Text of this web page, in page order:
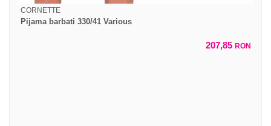
CORNETTE
Pijama barbati 330/41 Various
207,85 RON